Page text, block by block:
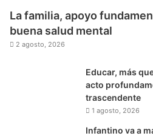
La familia, apoyo
buena salud mental
2 agosto, 2026
Educar, más
acto
trascendente
1 agosto, 2026
Infantino va a